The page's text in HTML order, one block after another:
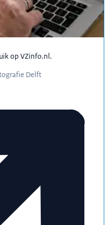
op VZinfo.nl.
Delft